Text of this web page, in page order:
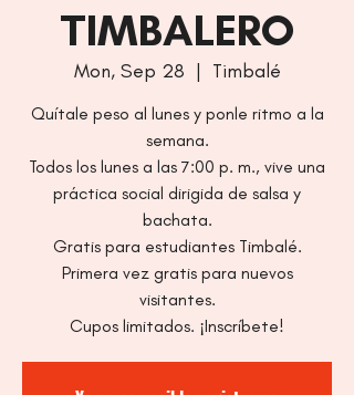
TIMBALERO
Mon, Sep 28
  |
Timbalé
Quítale peso al lunes y ponle ritmo a la
semana.
Todos los lunes a las 7:00 p. m., vive una
práctica social dirigida de salsa y
bachata.
Gratis para estudiantes Timbalé.
Primera vez gratis para nuevos
visitantes.
Cupos limitados. ¡Inscríbete!